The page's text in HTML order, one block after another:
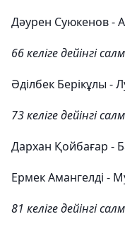
Дәурен Суюкенов -
66 келіге дейінгі
Әділбек Берікұлы -
73 келіге дейінгі
Дархан Қойбағар -
Ермек Амангелді -
81 келіге дейінгі